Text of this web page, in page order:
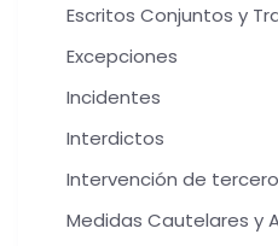
Escritos Conjuntos y
Excepciones
Incidentes
Interdictos
Intervención de
Medidas Cautelares y